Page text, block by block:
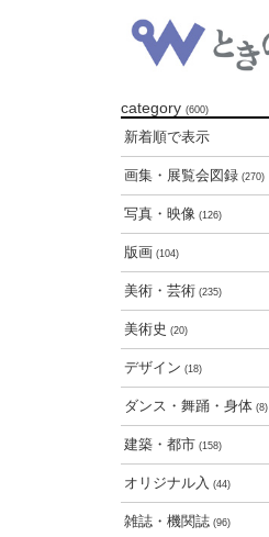
category (600)
新着順で表示
画集・展覧会図録 (270)
写真・映像 (126)
版画 (104)
美術・芸術 (235)
美術史 (20)
デザイン (18)
ダンス・舞踊・身体 (8)
建築・都市 (158)
オリジナル入 (44)
雑誌・機関誌 (96)